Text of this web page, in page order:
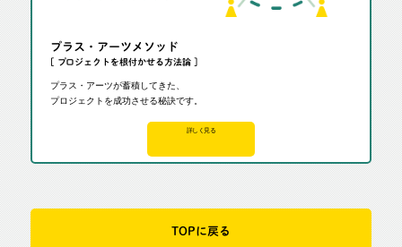
プラス・アーツメソッド
[ プロジェクトを根付かせる方法論 ]
プラス・アーツが蓄積してきた、
プロジェクトを成功させる秘訣です。
詳しく見る
TOPに戻る